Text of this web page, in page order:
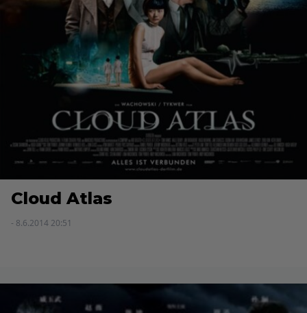
Cloud Atlas
- 8.6.2014 20:51